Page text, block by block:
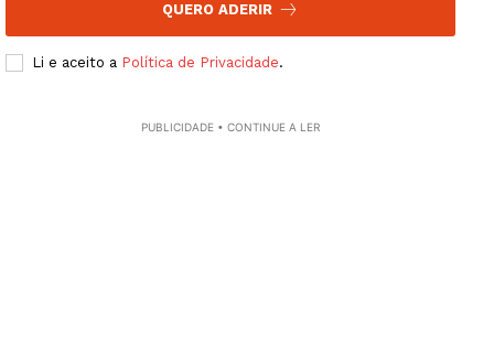
QUERO ADERIR
Li e aceito a Política de Privacidade.
PUBLICIDADE • CONTINUE A LER